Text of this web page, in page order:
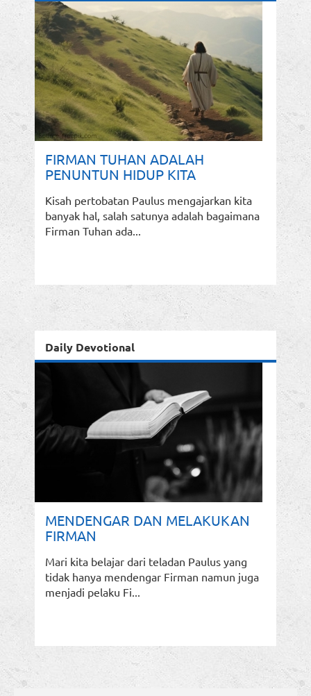
FIRMAN TUHAN ADALAH
PENUNTUN HIDUP KITA
Kisah pertobatan Paulus mengajarkan kita
banyak hal, salah satunya adalah bagaimana
Firman Tuhan ada...
Daily Devotional
MENDENGAR DAN MELAKUKAN
FIRMAN
Mari kita belajar dari teladan Paulus yang
tidak hanya mendengar Firman namun juga
menjadi pelaku Fi...